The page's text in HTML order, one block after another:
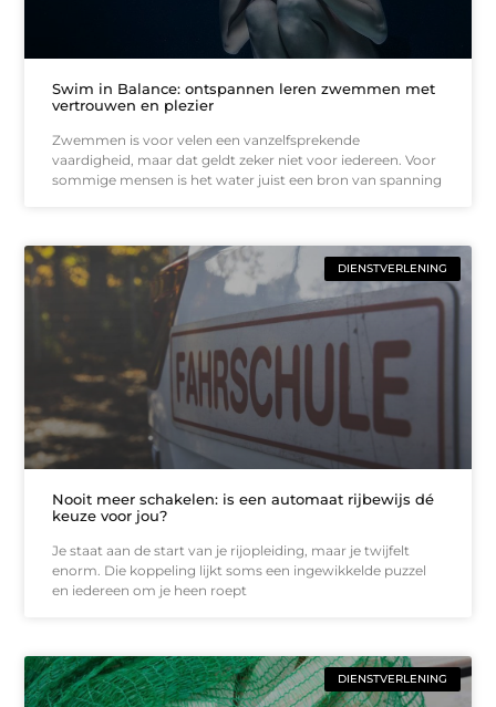
Swim in Balance: ontspannen leren zwemmen met
vertrouwen en plezier
Zwemmen is voor velen een vanzelfsprekende
vaardigheid, maar dat geldt zeker niet voor iedereen. Voor
sommige mensen is het water juist een bron van spanning
DIENSTVERLENING
Nooit meer schakelen: is een automaat rijbewijs dé
keuze voor jou?
Je staat aan de start van je rijopleiding, maar je twijfelt
enorm. Die koppeling lijkt soms een ingewikkelde puzzel
en iedereen om je heen roept
DIENSTVERLENING